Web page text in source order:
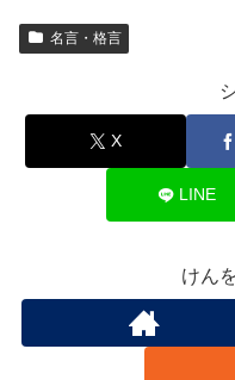
名言・格言
X
LINE
けん